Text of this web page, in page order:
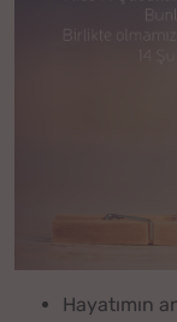
Hayatımın